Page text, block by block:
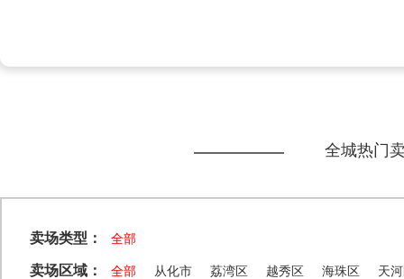
全城热门
卖场类型： 全部
卖场区域： 全部 从化市 荔湾区 越秀区 海珠区 天